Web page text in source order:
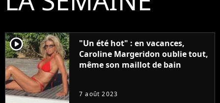
player2
"Un été hot" : en vacances,
Caroline Margeridon oublie tout,
même son maillot de bain
7 août 2023